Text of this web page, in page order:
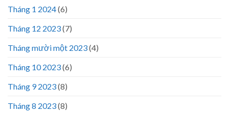
Tháng 1 2024(6)
Tháng 12 2023(7)
Tháng mười một 2023(4)
Tháng 10 2023(6)
Tháng 9 2023(8)
Tháng 8 2023(8)